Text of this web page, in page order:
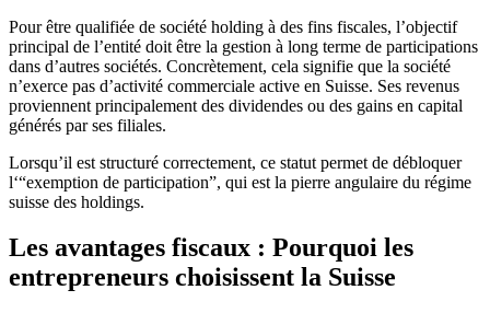
Pour être qualifiée de société holding à des fins fiscales, l’objectif
principal de l’entité doit être la gestion à long terme de participations
dans d’autres sociétés. Concrètement, cela signifie que la société
n’exerce pas d’activité commerciale active en Suisse. Ses revenus
proviennent principalement des dividendes ou des gains en capital
générés par ses filiales.
Lorsqu’il est structuré correctement, ce statut permet de débloquer
l‘“exemption de participation”, qui est la pierre angulaire du régime
suisse des holdings.
Les avantages fiscaux : Pourquoi les
entrepreneurs choisissent la Suisse